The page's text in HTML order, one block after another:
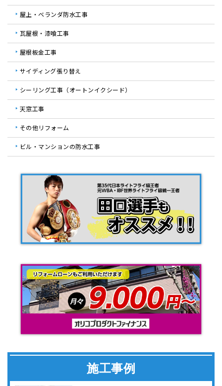
屋上・ベランダ防水工事
瓦屋根・漆喰工事
屋根板金工事
サイディング張り替え
シーリング工事（オートンイクシード）
天窓工事
その他リフォーム
ビル・マンションの防水工事
施工事例